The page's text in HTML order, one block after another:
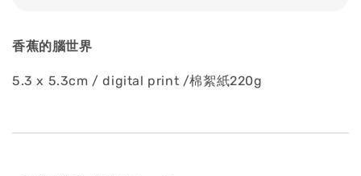
香蕉的腦世界
5.3 x 5.3cm / digital print /棉絮紙220g